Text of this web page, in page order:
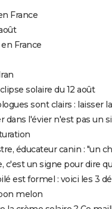
France
France
solaire du 12 août
sont clairs : laisser
dans l'évier n'est pas un
éducateur canin : "un
c'est un signe pour dire
est formel : voici les 3
melon